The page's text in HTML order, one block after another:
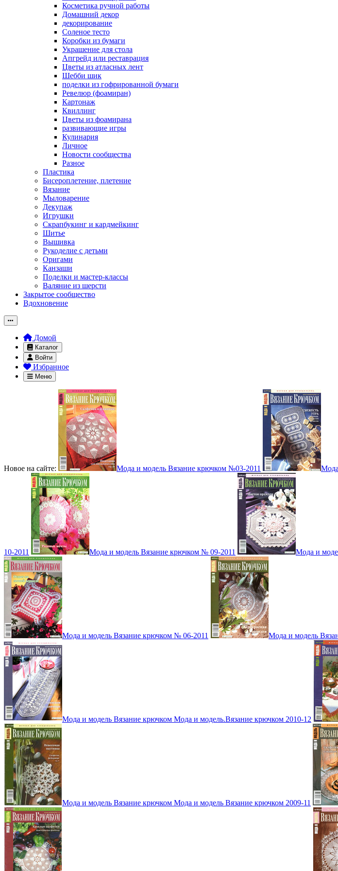
Косметика ручной работы
Домашний декор
декорирование
Соленое тесто
Коробки из бумаги
Украшение для стола
Апгрейд или реставрация
Цветы из атласных лент
Шебби шик
поделки из гофрированной бумаги
Ревелюр (фоамиран)
Картонаж
Квиллинг
Цветы из фоамирана
развивающие игры
Кулинария
Личное
Новости сообщества
Разное
Пластика
Бисероплетение, плетение
Вязание
Мыловарение
Декупаж
Игрушки
Скрапбукинг и кардмейкинг
Шитье
Вышивка
Рукоделие с детьми
Оригами
Канзаши
Поделки и мастер-классы
Валяние из шерсти
Закрытое сообщество
Вдохновение
Домой
Каталог
Войти
Избранное
Меню
Новое на сайте: Мода и модель Вязание крючком №03-2011
10-2011 Мода и модель Вязание крючком № 09-2011 Мода и
Мода и модель Вязание крючком № 06-2011 Мода и модель
Мода и модель Вязание крючком Мода и модель.Вязание крючком 2010-12
Мода и модель Вязание крючком Мода и модель Вязание крючком 2009-11